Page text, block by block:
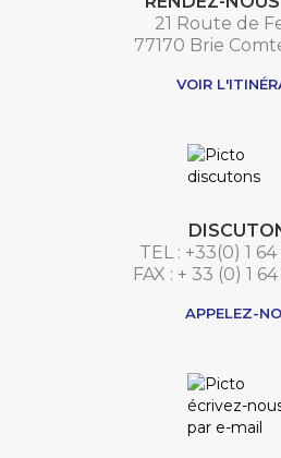
21 Route de
77170 Brie
VOIR
TEL : +33(0) 1 64
FAX : + 33 (0) 1
APPELEZ-